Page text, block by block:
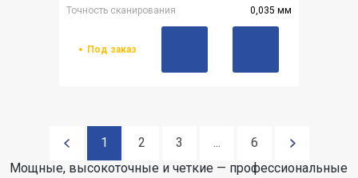
Точность сканирования
0,035 мм
Под заказ
1 2 3 ...
6
Мощные, высокоточные и четкие — профессиональные